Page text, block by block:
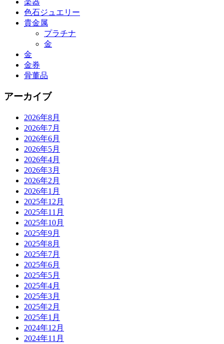
色石ジュエリー
貴金属
プラチナ
金
金
金券
骨董品
アーカイブ
2026年8月
2026年7月
2026年6月
2026年5月
2026年4月
2026年3月
2026年2月
2026年1月
2025年12月
2025年11月
2025年10月
2025年9月
2025年8月
2025年7月
2025年6月
2025年5月
2025年4月
2025年3月
2025年2月
2025年1月
2024年12月
2024年11月